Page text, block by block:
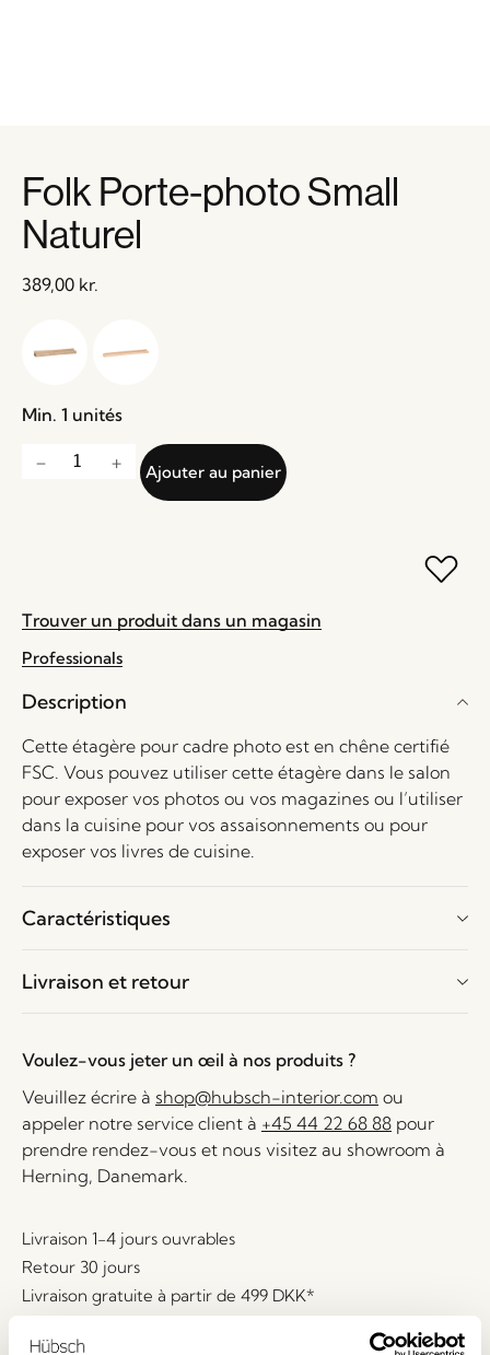
Folk Porte-photo Small
Naturel
389,00 kr.
Min. 1 unités
Ajouter au panier
Trouver un produit dans un magasin
Professionals
Description
Cette étagère pour cadre photo est en chêne certifié
FSC. Vous pouvez utiliser cette étagère dans le salon
pour exposer vos photos ou vos magazines ou l’utiliser
dans la cuisine pour vos assaisonnements ou pour
exposer vos livres de cuisine.
Caractéristiques
Livraison et retour
Voulez-vous jeter un œil à nos produits ?
Veuillez écrire à shop@hubsch-interior.com ou
appeler notre service client à +45 44 22 68 88 pour
prendre rendez-vous et nous visitez au showroom à
Herning, Danemark.
Livraison 1-4 jours ouvrables
Retour 30 jours
Livraison gratuite à partir de 499 DKK*